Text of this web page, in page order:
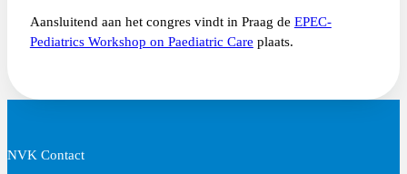
Aansluitend aan het congres vindt in Praag de EPEC-
Pediatrics Workshop on Paediatric Care plaats.
NVK Contact